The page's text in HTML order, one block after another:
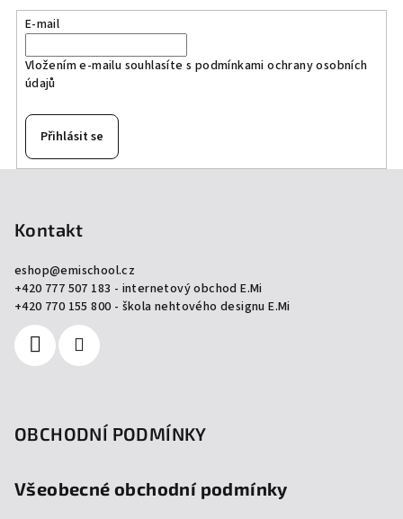
k
i
E-mail
Vložením e-mailu souhlasíte s podmínkami ochrany osobních
údajů
Přihlásit se
Kontakt
eshop@emischool.cz
+420 777 507 183 - internetový obchod E.Mi
+420 770 155 800 - škola nehtového designu E.Mi
OBCHODNÍ PODMÍNKY
Všeobecné obchodní podmínky